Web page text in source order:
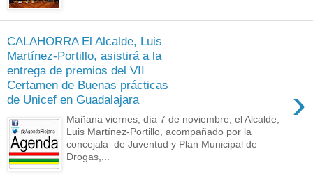
CALAHORRA El Alcalde, Luis
Martínez-Portillo, asistirá a la
entrega de premios del VII
Certamen de Buenas prácticas
de Unicef en Guadalajara
›
Mañana viernes, día 7 de noviembre, el Alcalde,
Luis Martínez-Portillo, acompañado por la
concejala de Juventud y Plan Municipal de
Drogas,...